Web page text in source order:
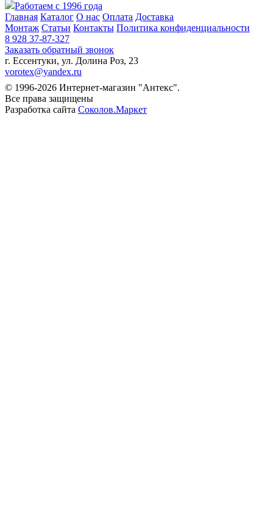
Работаем с 1996 года
Главная Каталог О нас Оплата Доставка
Монтаж Статьи Контакты Политика конфиденциальности
8 928 37-87-327
Заказать обратный звонок
г. Ессентуки, ул. Долина Роз, 23
vorotex@yandex.ru
© 1996-2026 Интернет-магазин "Антекс".
Все права защищены
Разработка сайта Соколов.Маркет